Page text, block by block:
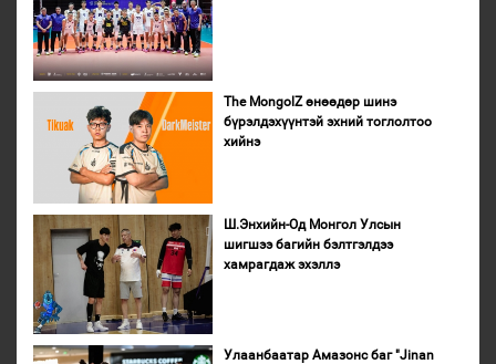
The MongolZ өнөөдөр шинэ
бүрэлдэхүүнтэй эхний тоглолтоо
хийнэ
Ш.Энхийн-Од Монгол Улсын
шигшээ багийн бэлтгэлдээ
хамрагдаж эхэллэ
Улаанбаатар Амазонс баг "Jinan